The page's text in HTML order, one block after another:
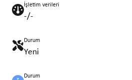
İşletim verileri
-/-
Durum
Yeni
Durum